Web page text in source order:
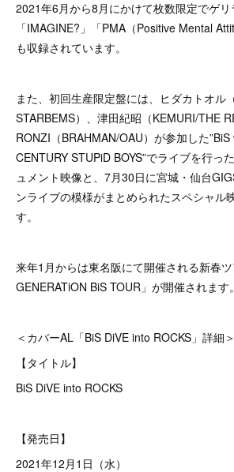
2021年6月から8月にかけて枚数限定でゲ
「IMAGINE?」「PMA（Positive Mental
も収録されています。
また、初回生産限定盤には、ヒダカトオル
STARBEMS）、津田紀昭（KEMURI/THE
RONZI（BRAHMAN/OAU）が参加した
CENTURY STUPiD BOYS”でライブを行っ
ュメント映像と、7月30日に宮城・仙台
ンライブの模様がまとめられたスペシャル
す。
来年1月からは東名阪にて開催される新春
GENERATiON BiS TOUR」が開催されます。
＜カバーAL「BiS DiVE into ROCKS」詳細＞
【タイトル】
BiS DiVE into ROCKS
【発売日】
2021年12月1日（水）